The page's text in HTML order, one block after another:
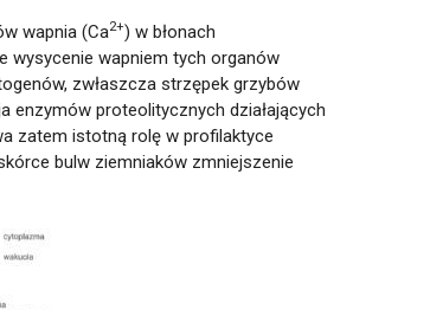
wapnia (Ca2+) w błonach
wysycenie wapniem tych organów
zwłaszcza strzępek grzybów
enzymów proteolitycznych działających
zatem istotną rolę w profilaktyce
bulw ziemniaków zmniejszenie